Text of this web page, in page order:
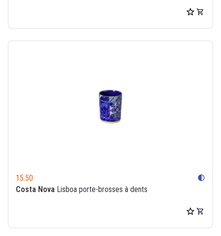
15.50 contrast
Costa Nova Lisboa porte-brosses à dents